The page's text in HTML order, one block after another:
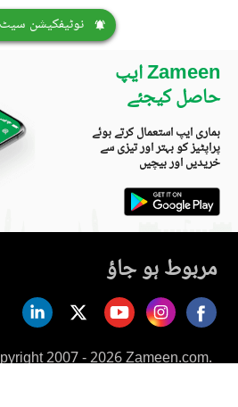
نوٹیفکیشن
Zameen ایپ
حاصل کیجئے
ہماری ایپ استعمال کرتے ہوئے
پراپٹیز کو بہتر اور تیزی سے
خریدیں اور بیچیں
مربوط ہو جاؤ
2007 - 2026 Zameen.com.